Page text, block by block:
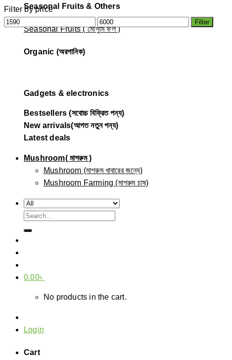
Seasonal Fruits & Others
Seasonal Fruits ( মৌসুমি ফল )
Organic (অরগানিক)
Gadgets & electronics
Bestsellers (সবোচ্চ বিক্রিত পন্য)
New arrivals(আগত নতুন পন্য)
Latest deals
Mushroom( মাশরুম )
Mushroom (মাশরুম খাবারের জন্যে)
Mushroom Farming (মাশরুম চাষ)
Search
for:
0.00৳
No products in the cart.
Login
Cart
Filter by price
Min
Max
price
Filter